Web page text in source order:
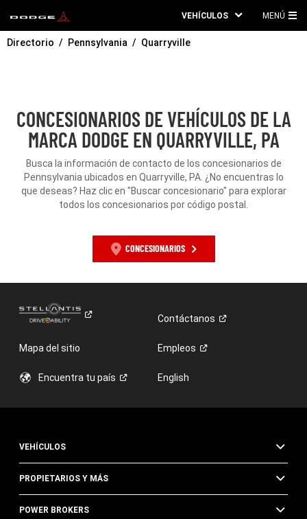
VEHÍCULOS MENÚ
Directorio Pennsylvania Quarryville
CONCESIONARIOS DE VEHÍCULOS DE LA
MARCA DODGE EN QUARRYVILLE, PA
Busca la información de contacto de los concesionarios de
Pennsylvania ubicados en Quarryville, PA. ¿No encuentras lo
que deseas? Haz clic en "Buscar concesionario" para explorar
todos los concesionarios por código postal.
CONCESIONARIOS
Contáctanos
Mapa del sitio Empleos
Encuentra tu país English
VEHÍCULOS
PROPIETARIOS Y MÁS
POWER BROKERS